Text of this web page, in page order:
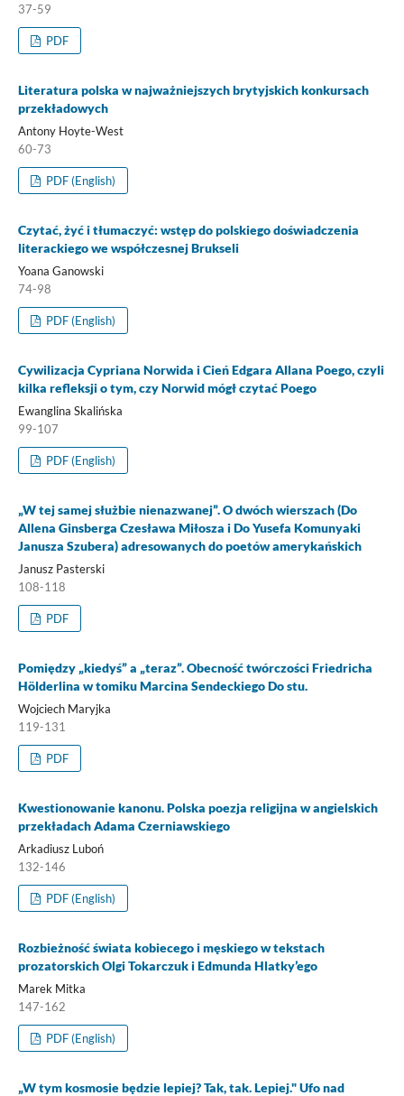
37-59
PDF
Literatura polska w najważniejszych brytyjskich konkursach
przekładowych
Antony Hoyte-West
60-73
PDF (English)
Czytać, żyć i tłumaczyć: wstęp do polskiego doświadczenia
literackiego we współczesnej Brukseli
Yoana Ganowski
74-98
PDF (English)
Cywilizacja Cypriana Norwida i Cień Edgara Allana Poego, czyli
kilka refleksji o tym, czy Norwid mógł czytać Poego
Ewanglina Skalińska
99-107
PDF (English)
„W tej samej służbie nienazwanej”. O dwóch wierszach (Do
Allena Ginsberga Czesława Miłosza i Do Yusefa Komunyaki
Janusza Szubera) adresowanych do poetów amerykańskich
Janusz Pasterski
108-118
PDF
Pomiędzy „kiedyś” a „teraz”. Obecność twórczości Friedricha
Hölderlina w tomiku Marcina Sendeckiego Do stu.
Wojciech Maryjka
119-131
PDF
Kwestionowanie kanonu. Polska poezja religijna w angielskich
przekładach Adama Czerniawskiego
Arkadiusz Luboń
132-146
PDF (English)
Rozbieżność świata kobiecego i męskiego w tekstach
prozatorskich Olgi Tokarczuk i Edmunda Hlatky’ego
Marek Mitka
147-162
PDF (English)
„W tym kosmosie będzie lepiej? Tak, tak. Lepiej." Ufo nad